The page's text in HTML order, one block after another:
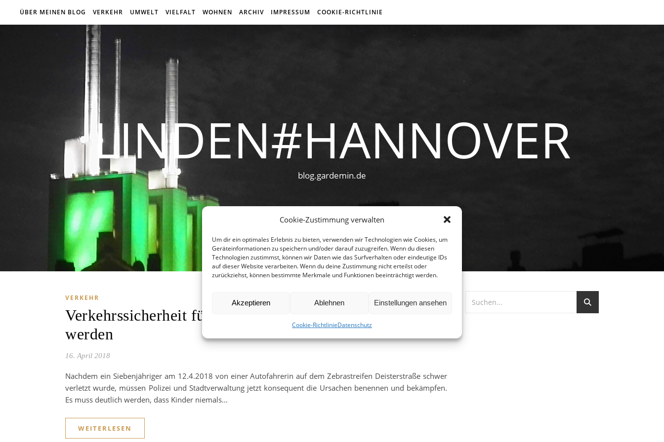
Cookie-Zustimmung verwalten
Um dir ein optimales Erlebnis zu bieten, verwenden wir Technologien wie Cookies, um
Geräteinformationen zu speichern und/oder darauf zuzugreifen. Wenn du diesen
Technologien zustimmst, können wir Daten wie das Surfverhalten oder eindeutige IDs
auf dieser Website verarbeiten. Wenn du deine Zustimmung nicht erteilst oder
zurückziehst, können bestimmte Merkmale und Funktionen beeinträchtigt werden.
Akzeptieren Ablehnen Einstellungen ansehen
Cookie-RichtlinieDatenschutz
ÜBER MEINEN BLOG VERKEHR UMWELT VIELFALT WOHNEN ARCHIV IMPRESSUM COOKIE-RICHTLINIE
LINDEN#HANNOVER
blog.gardemin.de
VERKEHR
Verkehrssicherheit für die Kleinsten – Es muss besser
werden
16. April 2018
Nachdem ein Siebenjähriger am 12.4.2018 von einer Autofahrerin auf dem Zebrastreifen Deisterstraße schwer
verletzt wurde, müssen Polizei und Stadtverwaltung jetzt konsequent die Ursachen benennen und bekämpfen.
Es muss deutlich werden, dass Kinder niemals…
WEITERLESEN